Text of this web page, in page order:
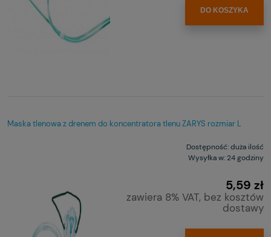
DO KOSZYKA
Maska tlenowa z drenem do koncentratora tlenu ZARYS rozmiar L
Dostępność:duża ilość
Wysyłka w:24 godziny
5,59 zł
zawiera 8% VAT, bez kosztów
dostawy